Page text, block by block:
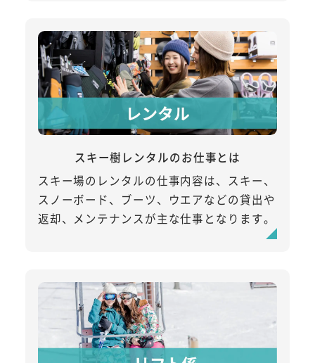
スキー樹レンタルのお仕事とは
スキー場のレンタルの仕事内容は、スキー、
スノーボード、ブーツ、ウエアなどの貸出や
返却、メンテナンスが主な仕事となります。